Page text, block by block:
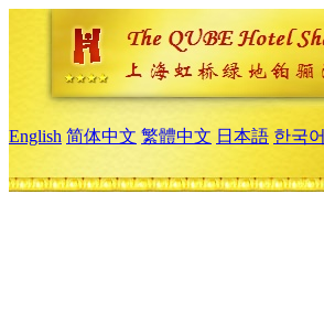
English 简体中文 繁體中文 日本語 한국어